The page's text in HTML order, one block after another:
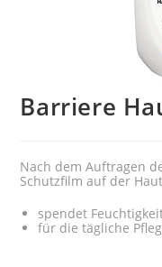
Barriere
Nach dem Auftragen
Schutzfilm auf der Haut
spendet
für die tägliche